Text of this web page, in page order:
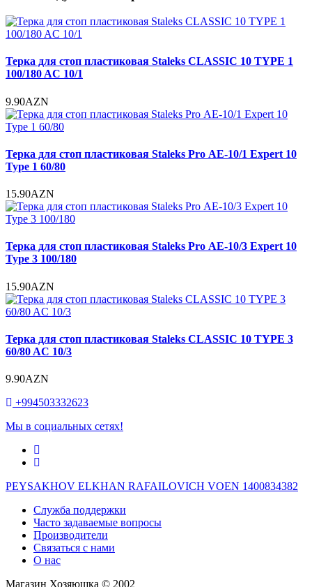
Терка для стоп пластиковая Staleks CLASSIC 10 TYPE 1
100/180 AC 10/1
9.90AZN
Терка для стоп пластиковая Staleks Pro АЕ-10/1 Expert 10
Type 1 60/80
15.90AZN
Терка для стоп пластиковая Staleks Pro АЕ-10/3 Expert 10
Type 3 100/180
15.90AZN
Терка для стоп пластиковая Staleks CLASSIC 10 TYPE 3
60/80 AC 10/3
9.90AZN
+994503332623
Мы в социальных сетях!
PEYSAKHOV ELKHAN RAFAILOVICH VOEN 1400834382
Служба поддержки
Часто задаваемые вопросы
Производители
Связаться с нами
О нас
Магазин Хозяюшка © 2002